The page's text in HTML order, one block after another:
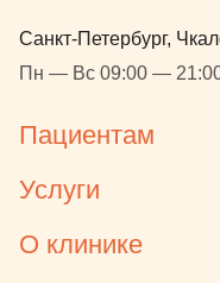
Санкт-Петербург,
Пн — Вс 09:00 —
Пациентам
Услуги
О клинике